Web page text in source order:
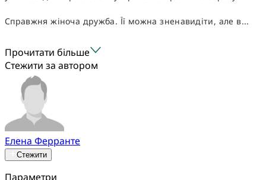
Справжня жіноча дружба. Її можна зненавидіти, але в...
Прочитати більше
Стежити за автором
Елена Ферранте
Стежити
Параметри